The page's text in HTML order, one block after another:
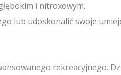
i nitroxowym.
lub udoskonalić swoje
rekreacyjnego.